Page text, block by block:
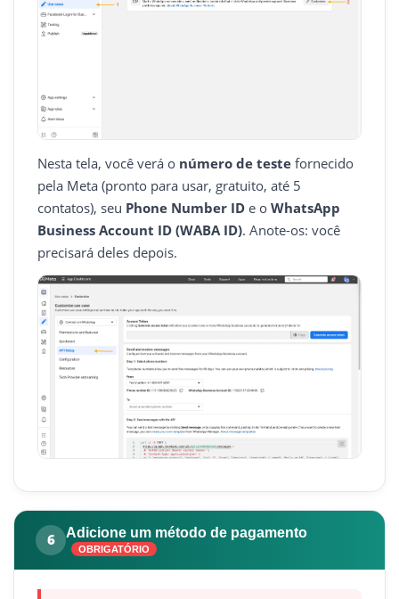
Nesta tela, você verá o número de teste fornecido
pela Meta (pronto para usar, gratuito, até 5
contatos), seu Phone Number ID e o WhatsApp
Business Account ID (WABA ID). Anote-os: você
precisará deles depois.
6 Adicione um método de pagamento
OBRIGATÓRIO